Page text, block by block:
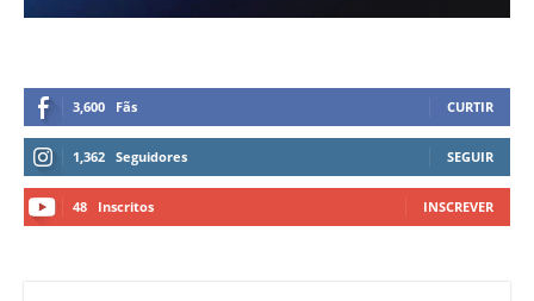
3,600 Fãs CURTIR
1,362 Seguidores SEGUIR
48 Inscritos INSCREVER